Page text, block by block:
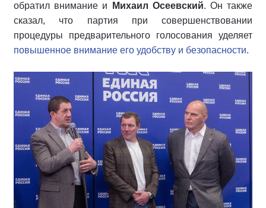
обратил внимание и
Михаил Осеевский. Он также
сказал, что партия при совершенствовании
процедуры предварительного голосования уделяет
повышенное внимание его удобству и безопасности.